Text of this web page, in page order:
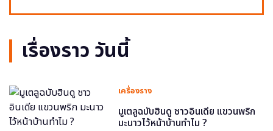
เรื่องราว วันนี้
เครื่องราง
มูเตลูฉบับฮินดู ชาวอินเดีย แขวนพริก
มะนาวไว้หน้าบ้านทำไม ?